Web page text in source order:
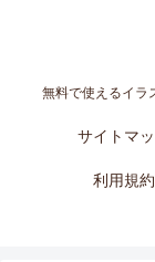
無料で使えるイラ
サイトマ
利用規約